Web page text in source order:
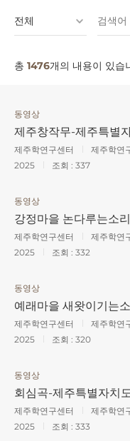
총 1476개의 내용이 있습
동영상
제주창작무-제주특별
제주학연구센터
제주학연
2025
조회 : 337
동영상
강정마을 논다루는소
제주학연구센터
제주학연
2025
조회 : 332
동영상
예래마을 새왓이기는
제주학연구센터
제주학연
2025
조회 : 320
동영상
회심곡-제주특별자치
제주학연구센터
제주학연
2025
조회 : 333